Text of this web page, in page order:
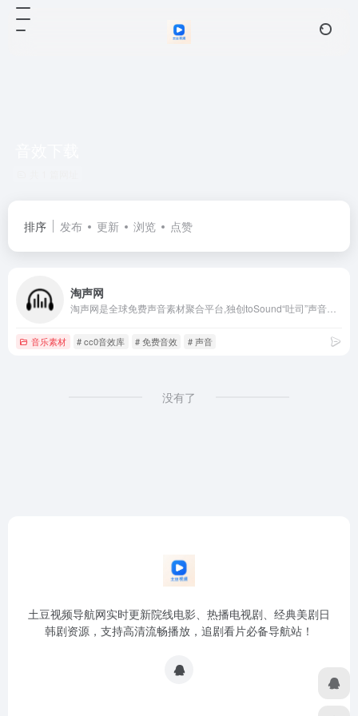
排序 发布 更新 浏览 点赞
淘声网
音乐素材 # cc0音效库 # 免费音效 # 声音
没有了
土豆视频导航网实时更新院线电影、热播电视剧、经典美剧日
韩剧资源，支持高清流畅播放，追剧看片必备导航站！